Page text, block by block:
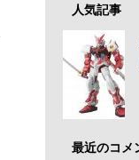
人気記事
最近のコメ